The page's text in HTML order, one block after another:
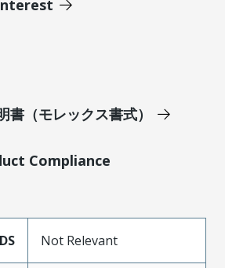
書（モレックス書式）
Compliance
Not Relevant